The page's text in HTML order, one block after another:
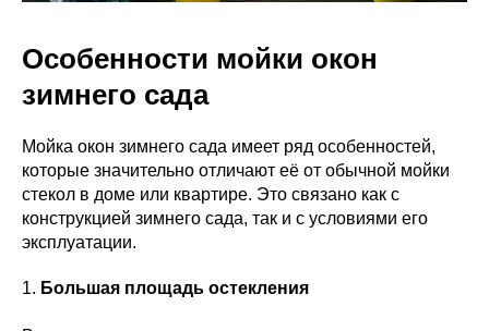
Особенности мойки окон
зимнего сада
Мойка окон зимнего сада имеет ряд особенностей,
которые значительно отличают её от обычной мойки
стекол в доме или квартире. Это связано как с
конструкцией зимнего сада, так и с условиями его
эксплуатации.
1. Большая площадь остекления